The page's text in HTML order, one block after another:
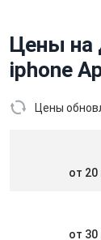
Цены на
iphone
Цены
от 20
от 30